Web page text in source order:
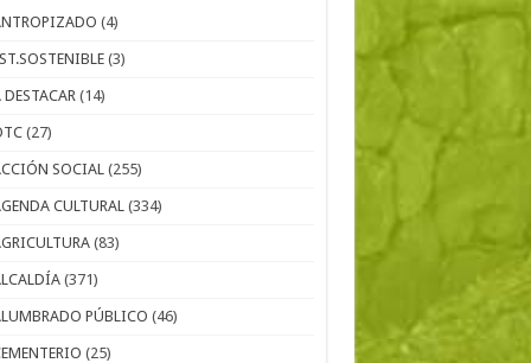
(4)
(3)
DESTACAR (14)
(27)
SOCIAL (255)
CULTURAL (334)
(83)
(371)
PÚBLICO (46)
(25)